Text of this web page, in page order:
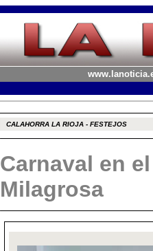
CALAHORRA LA RIOJA - FESTEJOS
Carnaval en
Milagrosa